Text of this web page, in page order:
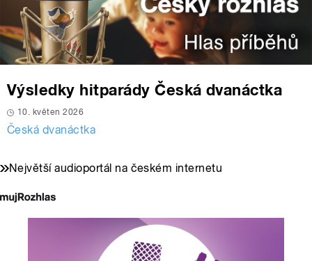
Výsledky hitparády Česká dvanáctka
10. květen 2026
Česká dvanáctka
Největší audioportál na českém internetu